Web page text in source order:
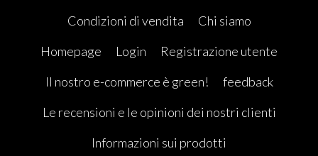
Condizioni di vendita
Chi siamo
Homepage
Login
Registrazione utente
Il nostro e-commerce è green!
feedback
Le recensioni e le opinioni dei nostri clienti
Informazioni sui prodotti